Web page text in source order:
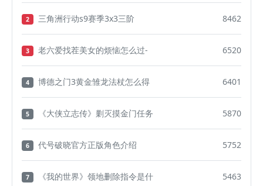
2 三角洲行动s9赛季3x3三阶 8462
3 老六爱找茬美女的烦恼怎么过- 6520
4 博德之门3黄金雏龙法杖怎么得 6401
5 《大侠立志传》剿灭摸金门任务 5870
6 代号破晓官方正版角色介绍 5752
7 《我的世界》领地删除指令是什 5463